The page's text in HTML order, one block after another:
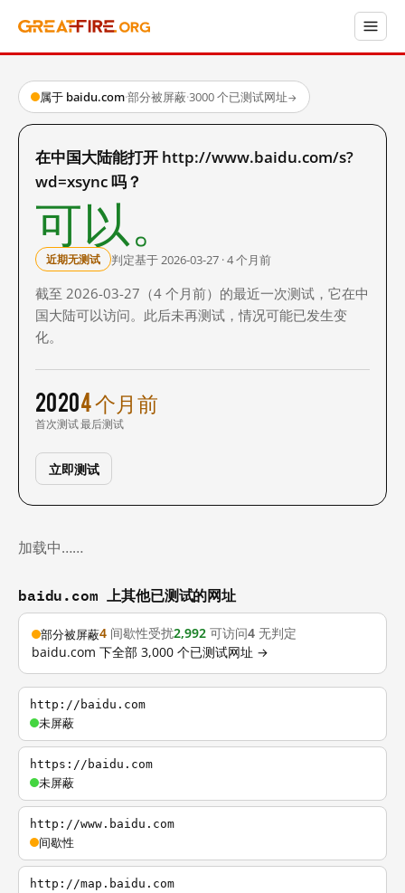
属于 baidu.com·部分被屏蔽·3000 个已测试网址→
在中国大陆能打开 http://www.baidu.com/s?
wd=xsync 吗？
可以。
近期无测试 判定基于 2026-03-27 · 4 个月前
截至 2026-03-27（4 个月前）的最近一次测试，它在中
国大陆可以访问。此后未再测试，情况可能已发生变
化。
2020
首次测试
4 个月前
最后测试
立即测试
加载中……
baidu.com 上其他已测试的网址
部分被屏蔽4 间歇性受扰2,992 可访问4 无判定
baidu.com 下全部 3,000 个已测试网址 →
http://baidu.com
未屏蔽
https://baidu.com
未屏蔽
http://www.baidu.com
间歇性
http://map.baidu.com